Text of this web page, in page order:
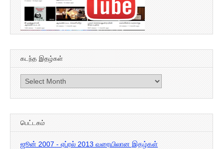
கடந்த இதழ்கள்
கடந்த
இதழ்கள்
பெட்டகம்
ஜூன் 2007 - ஏப்ரல் 2013 வரையிலான இதழ்கள்